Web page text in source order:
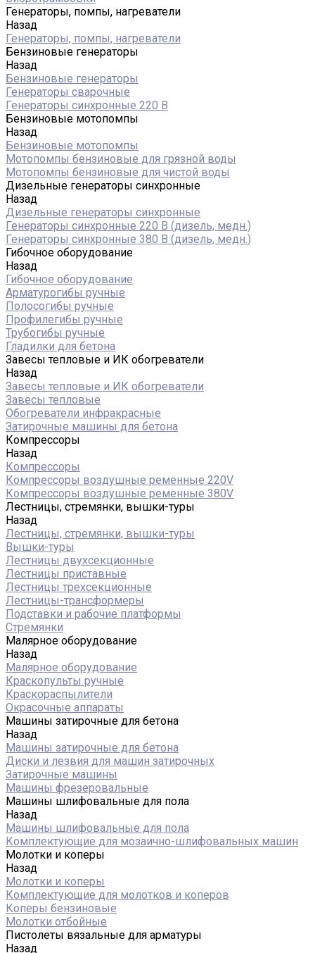
Генераторы, помпы, нагреватели
Назад
Генераторы, помпы, нагреватели
Бензиновые генераторы
Назад
Бензиновые генераторы
Генераторы сварочные
Генераторы синхронные 220 В
Бензиновые мотопомпы
Назад
Бензиновые мотопомпы
Мотопомпы бензиновые для грязной воды
Мотопомпы бензиновые для чистой воды
Дизельные генераторы синхронные
Назад
Дизельные генераторы синхронные
Генераторы синхронные 220 В (дизель, медн.)
Генераторы синхронные 380 В (дизель, медн.)
Гибочное оборудование
Назад
Гибочное оборудование
Арматурогибы ручные
Полосогибы ручные
Профилегибы ручные
Трубогибы ручные
Гладилки для бетона
Завесы тепловые и ИК обогреватели
Назад
Завесы тепловые и ИК обогреватели
Завесы тепловые
Обогреватели инфракрасные
Затирочные машины для бетона
Компрессоры
Назад
Компрессоры
Компрессоры воздушные ременные 220V
Компрессоры воздушные ременные 380V
Лестницы, стремянки, вышки-туры
Назад
Лестницы, стремянки, вышки-туры
Вышки-туры
Лестницы двухсекционные
Лестницы приставные
Лестницы трехсекционные
Лестницы-трансформеры
Подставки и рабочие платформы
Стремянки
Малярное оборудование
Назад
Малярное оборудование
Краскопульты ручные
Краскораспылители
Окрасочные аппараты
Машины затирочные для бетона
Назад
Машины затирочные для бетона
Диски и лезвия для машин затирочных
Затирочные машины
Машины фрезеровальные
Машины шлифовальные для пола
Назад
Машины шлифовальные для пола
Комплектующие для мозаично-шлифовальных машин
Молотки и коперы
Назад
Молотки и коперы
Комплектующие для молотков и коперов
Коперы бензиновые
Молотки отбойные
Пистолеты вязальные для арматуры
Назад